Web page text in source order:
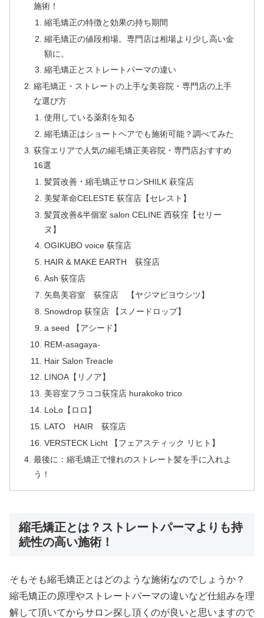
施術！
縮毛矯正の特徴と効果の持ち期間
縮毛矯正の値段相場。専門店は相場より少し高い金
額に。
縮毛矯正とストレートパーマの違い
縮毛矯正・ストレートの上手な美容院・専門店の上手
な選び方
使用している薬剤を知る
縮毛矯正はショートヘアでも施術可能？調べてみた
荻窪エリアで人気の縮毛矯正美容院・専門店おすすめ
16選
髪質改善・縮毛矯正サロンSHILK 萩窪店
美髪革命CELESTE 荻窪店【セレスト】
髪質改善&半個室 salon CELINE 西荻窪【セリー
ヌ】
OGIKUBO voice 荻窪店
HAIR & MAKE EARTH 荻窪店
Ash 荻窪店
矢島美容室 荻窪店 【ヤジマビヨウシツ】
Snowdrop 荻窪店 【スノードロップ】
a seed 【アシード】
REM-asagaya-
Hair Salon Treacle
LINOA【リノア】
美容室フラココ荻窪店 hurakoko trico
LoLo【ロロ】
LATO HAIR 荻窪店
VERSTECK Licht 【フェアスティック リヒト】
最後に：縮毛矯正で憧れのストレート髪を手に入れよ
う！
縮毛矯正とは？ストレートパーマよりも持
続性の高い施術！
そもそも縮毛矯正とはどのような施術なのでしょうか？
縮毛矯正の原理やストレートパーマの違いなど仕組みを理
解して頂いてからサロン探し頂くのが良いと思いますので